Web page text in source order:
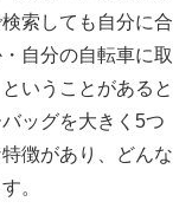
索しても自分に合
自分の自転車に取
いうことがあると
ッグを大きく5つ
徴があり、どんな
。